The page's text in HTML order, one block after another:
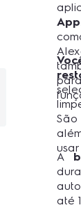
São
A
até